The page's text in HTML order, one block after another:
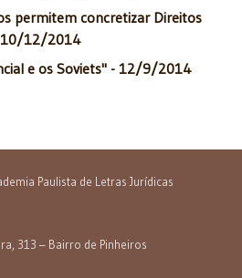
permitem concretizar Direitos
10/12/2014
e os Soviets" - 12/9/2014
Paulista de Letras Jurídicas
313 – Bairro de Pinheiros